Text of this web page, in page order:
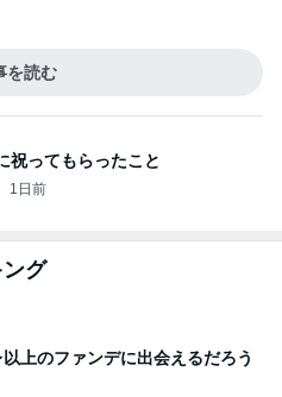
を読む
祝ってもらったこと
1日前
グ
以上のファンデに出会えるだろう